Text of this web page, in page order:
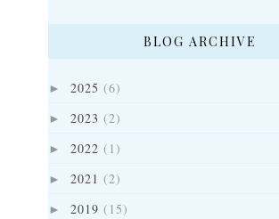
BLOG ARCHIVE
► 2025 (6)
► 2023 (2)
► 2022 (1)
► 2021 (2)
► 2019 (15)